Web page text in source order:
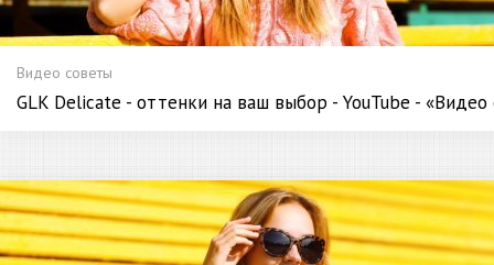
Видео советы
GLK Delicate - оттенки на ваш выбор - YouTube - «Видео